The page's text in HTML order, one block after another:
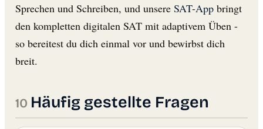
Sprechen und Schreiben, und unsere SAT-App bringt
den kompletten digitalen SAT mit adaptivem Üben -
so bereitest du dich einmal vor und bewirbst dich
breit.
Häufig gestellte Fragen